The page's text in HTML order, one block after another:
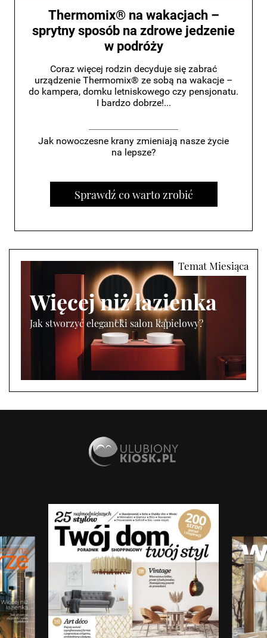
Thermomix® na wakacjach –
sprytny sposób na zdrowe jedzenie
w podróży
Coraz więcej rodzin decyduje się zabrać
urządzenie Thermomix® ze sobą na wakacje –
do kampera, domku letniskowego czy pensjonatu.
I bardzo dobrze!...
Jak nowoczesne krany zmieniają nasze życie
na lepsze?
Sprawdź co warto zrobić
Więcej niż łazienka
Jak stworzyć elegancki salon kąpielowy?